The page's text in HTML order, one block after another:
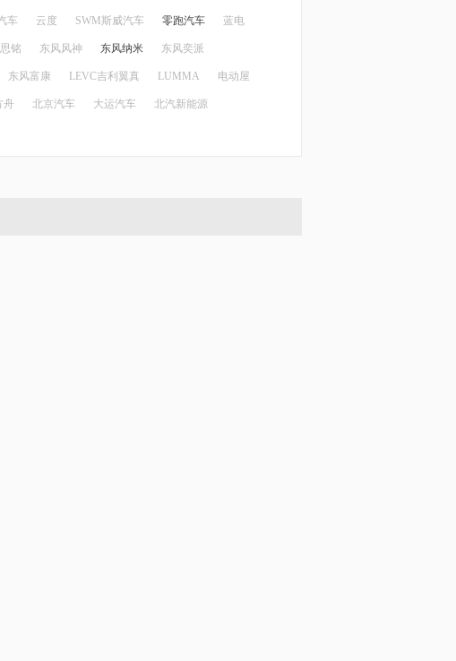
车 云度 SWM斯威汽车 零跑汽车 蓝电
思铭 东风风神 东风纳米 东风奕派
东风富康 LEVC吉利翼真 LUMMA 电动屋
舟 北京汽车 大运汽车 北汽新能源